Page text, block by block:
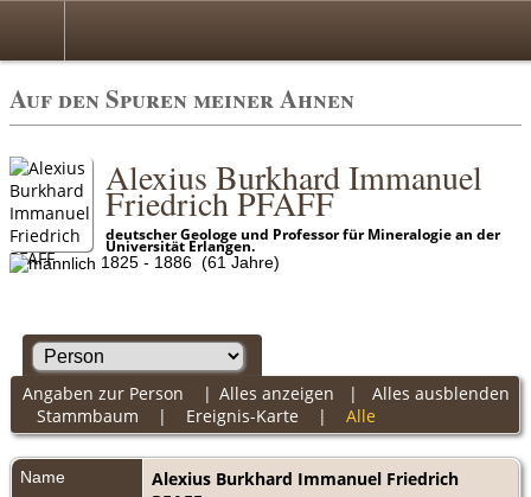
Auf den Spuren meiner Ahnen
Alexius Burkhard Immanuel
Friedrich PFAFF
deutscher Geologe und Professor für Mineralogie an der
Universität Erlangen.
1825 - 1886 (61 Jahre)
Alles anzeigen | Alles ausblenden
Angaben zur Person |
Stammbaum | Ereignis-Karte | Alle
Name
Alexius Burkhard Immanuel Friedrich